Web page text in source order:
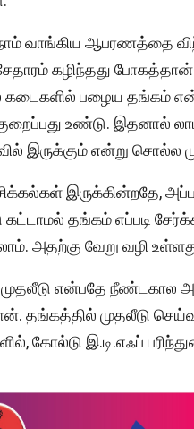
வாங்கிய ஆபரணத்தை
கழிந்தது
கடைகளில் பழைய தங்கம்
உண்டு. இதனால்
இருக்கும் என்று சொல்ல
இருக்கின்றதே,
தங்கம் எப்படி
அதற்கு வேறு வழி
என்பதே நீண்டகால
தங்கத்தில் முதலீடு
கோல்டு இ.டி.எஃப்